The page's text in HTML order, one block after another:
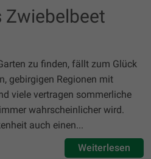
Zwiebelbeet
zu finden, fällt zum Glück
gebirgigen Regionen mit
viele vertragen sommerliche
wahrscheinlicher wird.
auch einen...
Weiterlesen